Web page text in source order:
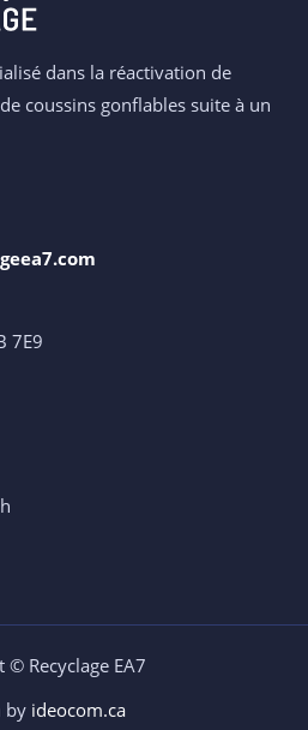
dans la réactivation de
coussins gonflables suite à un
7E9
© Recyclage EA7
by ideocom.ca